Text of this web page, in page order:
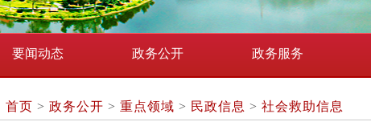
要闻动态 政务公开 政务服务
首页 > 政务公开 > 重点领域 > 民政信息 > 社会救助信息